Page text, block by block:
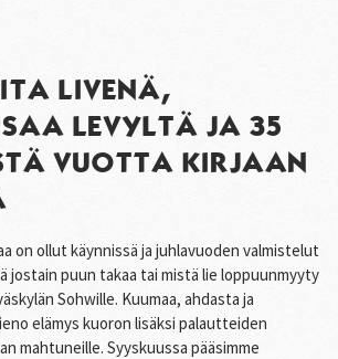
LIVENÄ,
LEVYLTÄ JA 35
VUOTTA KIRJAAN
on ollut käynnissä ja juhlavuoden valmistelut
jostain puun takaa tai mistä lie loppuunmyyty
Sohwille. Kuumaa, ahdasta ja
elämys kuoron lisäksi palautteiden
mahtuneille. Syyskuussa pääsimme